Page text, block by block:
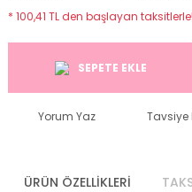
* 100,41 TL den başlayan taksitlerle!
SEPETE EKLE
Yorum Yaz Tavsiye
ÜRÜN ÖZELLİKLERİ